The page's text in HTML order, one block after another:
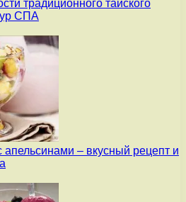
традиционного тайского
СПА
апельсинами – вкусный рецепт и